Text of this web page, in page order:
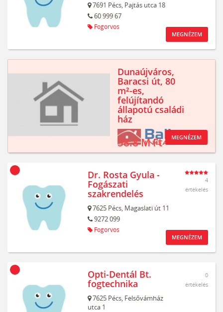
7691 Pécs, Pajtás utca 18
60 999 67
Fogorvos
MEGNÉZEM
Dunaújváros,
Baracsi út, 80
m²-es,
felújítandó
állapotú családi
ház
38.8 M Ft MEGNÉZEM
Dr. Rosta Gyula -
Fogászati
szakrendelés
7625 Pécs, Magaslati út 11
9272 099
Fogorvos
4
értékelés
MEGNÉZEM
Opti-Dentál Bt.
fogtechnika
7625 Pécs, Felsővámház
utca 1
0
értékelés